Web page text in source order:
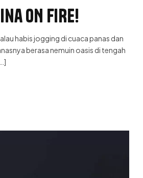
ON FIRE!
habis jogging di cuaca panas dan
berasa nemuin oasis di tengah